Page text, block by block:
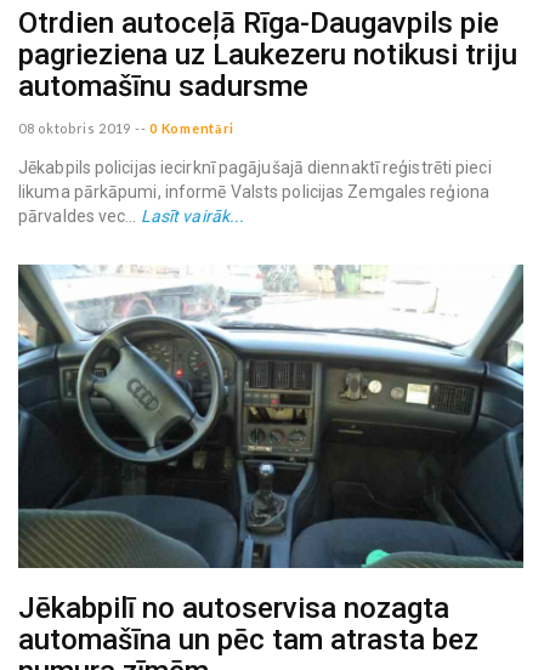
Otrdien autoceļā Rīga-Daugavpils pie
pagrieziena uz Laukezeru notikusi triju
automašīnu sadursme
08 oktobris 2019 -- 0 Komentāri
Jēkabpils policijas iecirknī pagājušajā diennaktī reģistrēti pieci
likuma pārkāpumi, informē Valsts policijas Zemgales reģiona
pārvaldes vec... Lasīt vairāk...
Jēkabpilī no autoservisa nozagta
automašīna un pēc tam atrasta bez